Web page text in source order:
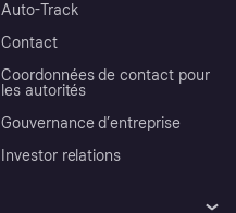
Auto-Track
Contact
Coordonnées de contact pour
les autorités
Gouvernance d’entreprise
Investor relations